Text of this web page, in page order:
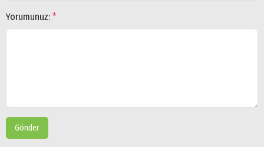
Yorumunuz: *
Gönder